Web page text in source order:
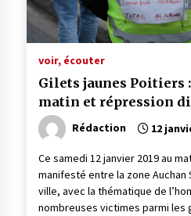
voir, écouter
Gilets jaunes Poitiers
matin et répression
Rédaction 12
Ce samedi 12 janvier 2019 au
manifesté entre la zone
ville, avec la thématique de
nombreuses victimes parmi les